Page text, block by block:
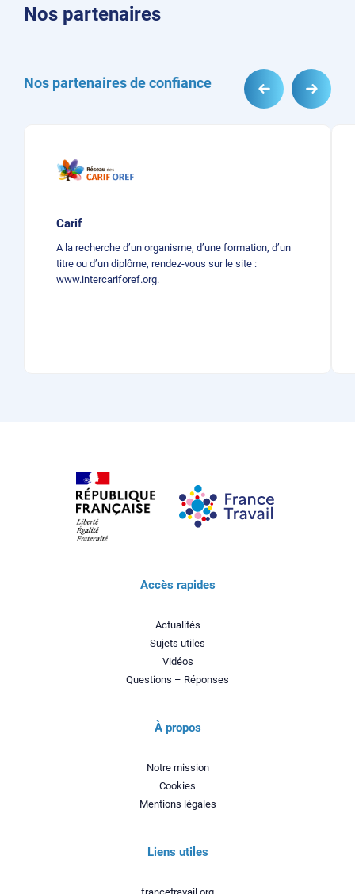
Nos partenaires
Nos partenaires de confiance
Carif
A la recherche d’un organisme, d’une formation, d’un
titre ou d’un diplôme, rendez-vous sur le site :
www.intercariforef.org.
Accès rapides
Actualités
Sujets utiles
Vidéos
Questions – Réponses
À propos
Notre mission
Cookies
Mentions légales
Liens utiles